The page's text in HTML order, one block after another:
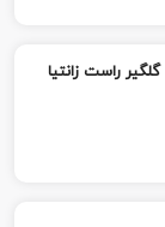
راست زانتیا